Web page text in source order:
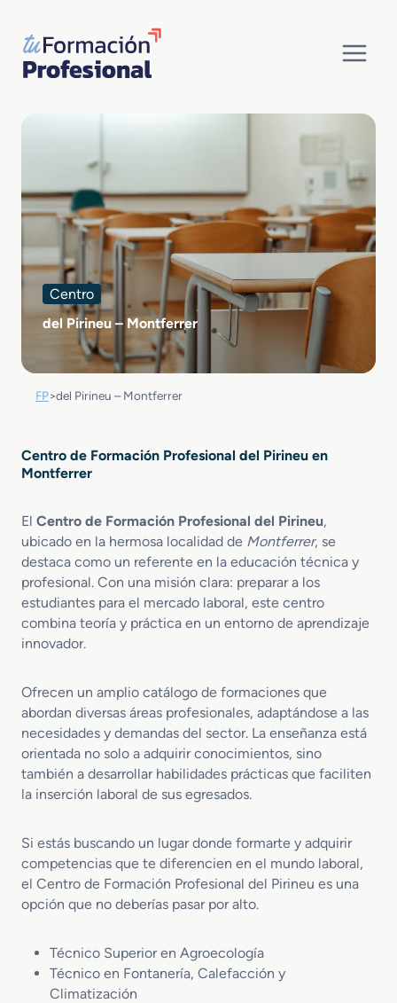
contenido
Centro
del Pirineu – Montferrer
FP>del Pirineu – Montferrer
Centro de Formación Profesional del Pirineu en
Montferrer
El Centro de Formación Profesional del Pirineu,
ubicado en la hermosa localidad de Montferrer, se
destaca como un referente en la educación técnica y
profesional. Con una misión clara: preparar a los
estudiantes para el mercado laboral, este centro
combina teoría y práctica en un entorno de aprendizaje
innovador.
Ofrecen un amplio catálogo de formaciones que
abordan diversas áreas profesionales, adaptándose a las
necesidades y demandas del sector. La enseñanza está
orientada no solo a adquirir conocimientos, sino
también a desarrollar habilidades prácticas que faciliten
la inserción laboral de sus egresados.
Si estás buscando un lugar donde formarte y adquirir
competencias que te diferencien en el mundo laboral,
el Centro de Formación Profesional del Pirineu es una
opción que no deberías pasar por alto.
Técnico Superior en Agroecología
Técnico en Fontanería, Calefacción y
Climatización